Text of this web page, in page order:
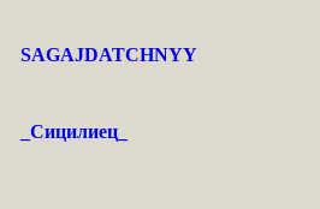
SAGAJDATCHNYY
_Сицилиец_